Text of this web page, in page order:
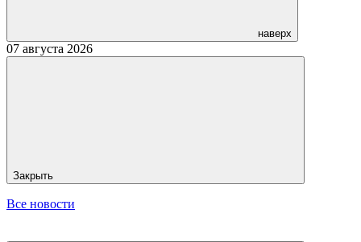
наверх
07 августа 2026
Закрыть
Все новости